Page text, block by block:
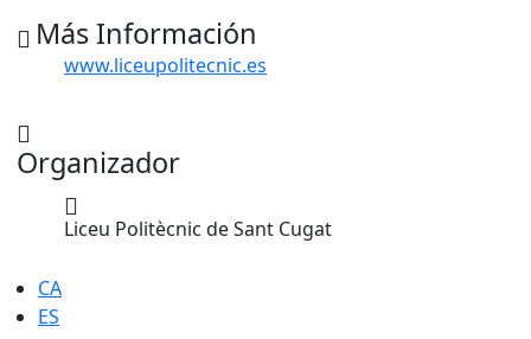
Más Información
www.liceupolitecnic.es
Organizador
Liceu Politècnic de Sant Cugat
CA
ES